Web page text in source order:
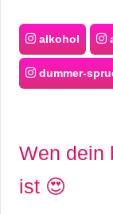
alkohol
dummer-
Wen dein
ist 😍